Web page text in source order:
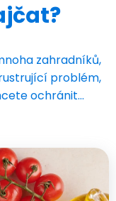
zahradníků,
problém,
ochránit…